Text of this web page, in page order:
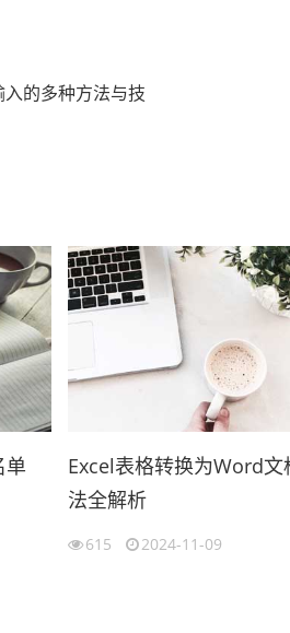
的多种方法与技
单
Excel表格转换为Word文
法全解析
615 2024-11-09